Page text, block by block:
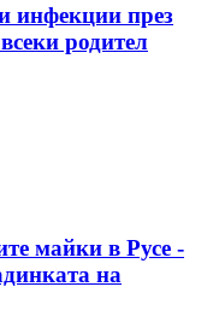
инфекции през
родител
майки в Русе -
на